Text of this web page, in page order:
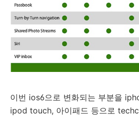
이번 ios6으로 변화되는 부분을
ipod touch, 아이패드 등으로